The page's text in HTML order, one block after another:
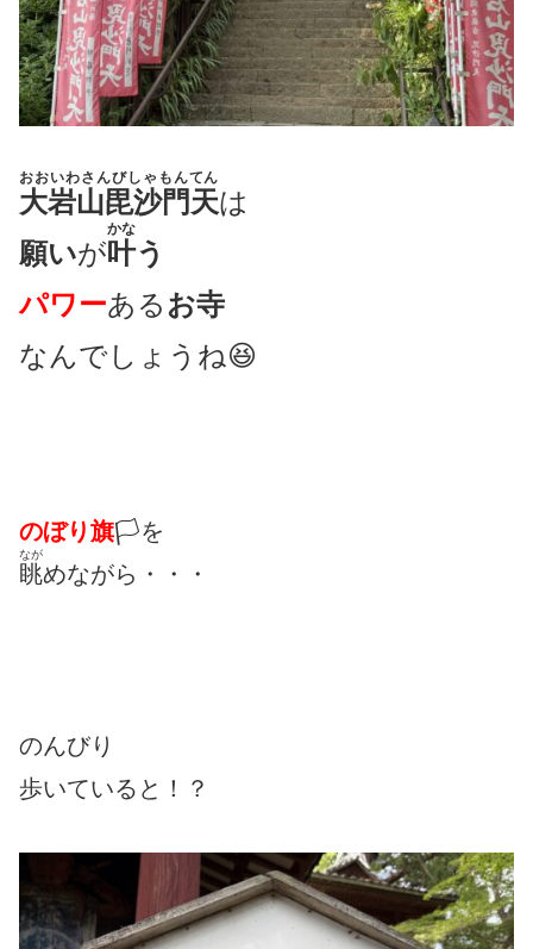
大岩山毘沙門天
おおいわさんびしゃもんてん
は
願いが叶
かな
う
パワーある お寺
なんでしょうね😆
のぼり旗🏳を
眺
なが
めながら・・・
のんびり
歩いていると！？